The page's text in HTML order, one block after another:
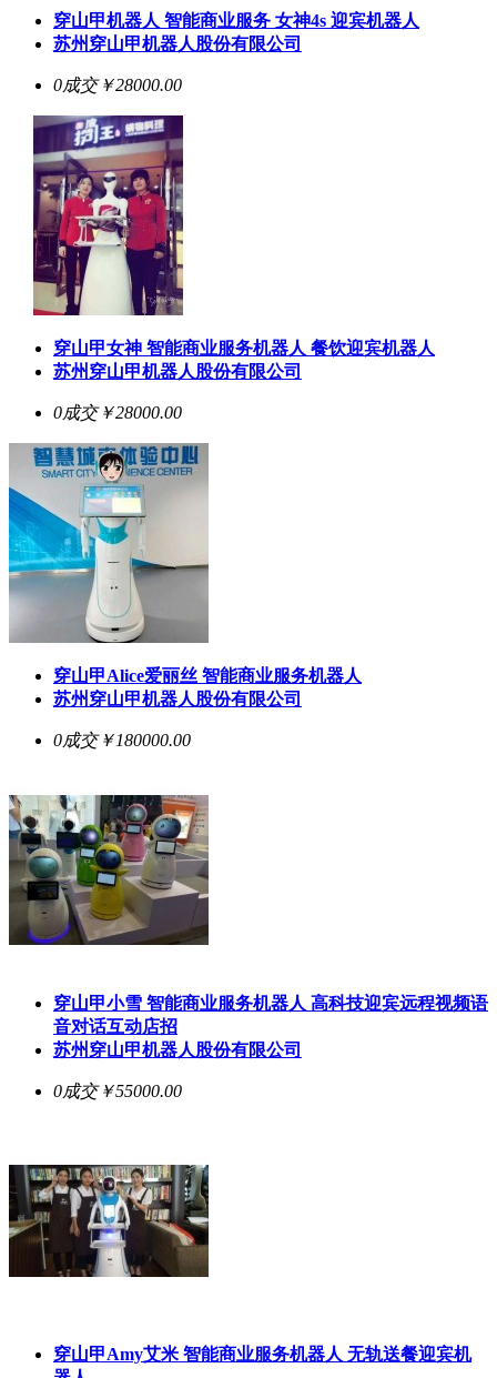
穿山甲机器人 智能商业服务 女神4s 迎宾机器人
苏州穿山甲机器人股份有限公司
0成交￥28000.00
穿山甲女神 智能商业服务机器人 餐饮迎宾机器人
苏州穿山甲机器人股份有限公司
0成交￥28000.00
穿山甲Alice爱丽丝 智能商业服务机器人
苏州穿山甲机器人股份有限公司
0成交￥180000.00
穿山甲小雪 智能商业服务机器人 高科技迎宾远程视频语
音对话互动店招
苏州穿山甲机器人股份有限公司
0成交￥55000.00
穿山甲Amy艾米 智能商业服务机器人 无轨送餐迎宾机